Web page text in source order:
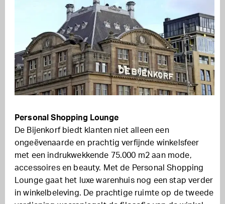
Personal Shopping Lounge
De Bijenkorf biedt klanten niet alleen een
ongeëvenaarde en prachtig verfijnde winkelsfeer
met een indrukwekkende 75.000 m2 aan mode,
accessoires en beauty. Met de Personal Shopping
Lounge gaat het luxe warenhuis nog een stap verder
in winkelbeleving. De prachtige ruimte op de tweede